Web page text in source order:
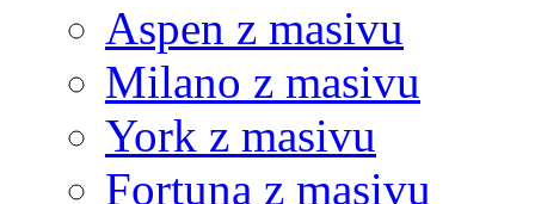
Aspen z masivu
Milano z masivu
York z masivu
Fortuna z masivu